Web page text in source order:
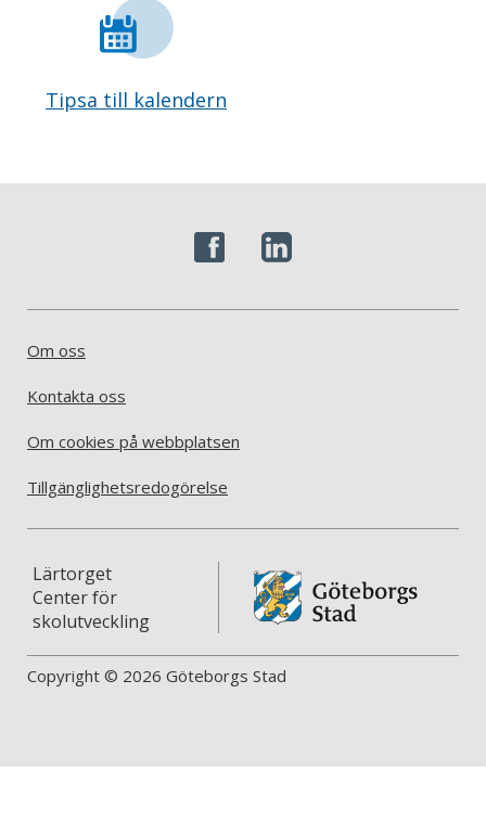
Tipsa till kalendern
Om oss
Kontakta oss
Om cookies på webbplatsen
Tillgänglighetsredogörelse
Lärtorget
Center för
skolutveckling
Copyright © 2026 Göteborgs Stad